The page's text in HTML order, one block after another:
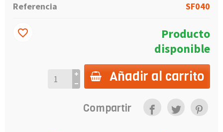
Referencia SF040
Producto
disponible
Añadir al carrito
favorite_border
Compartir